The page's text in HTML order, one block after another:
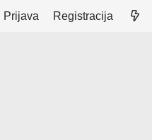
Prijava Registracija